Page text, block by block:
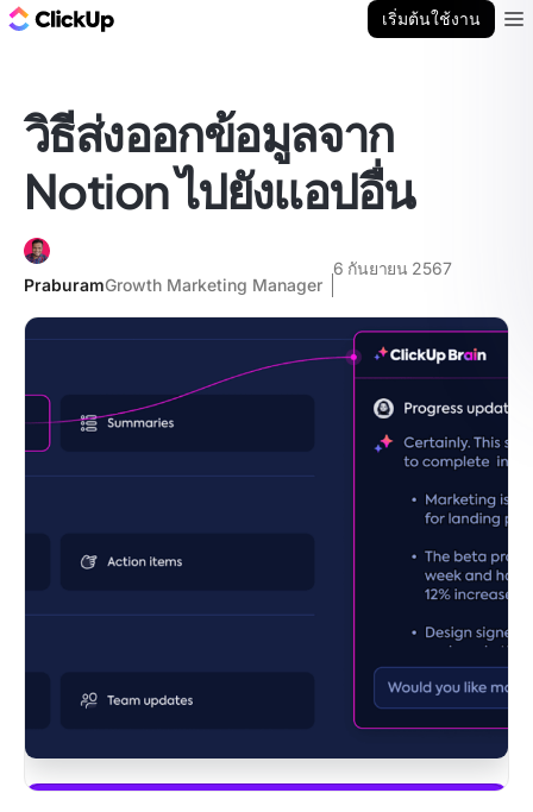
เริ่มต้นใช้งาน
วิธีส่งออกข้อมูลจาก
Notion ไปยังแอปอื่น
PraburamGrowth Marketing Manager
6 กันยายน 2567